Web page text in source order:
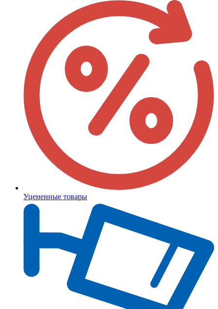
Уцененные товары